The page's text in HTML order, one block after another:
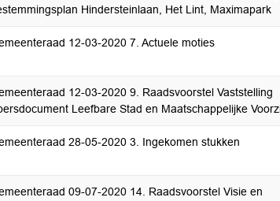
Hindersteinlaan, Het Lint, Maximapark
12-03-2020 7. Actuele moties
12-03-2020 9. Raadsvoorstel Vaststelling
Leefbare Stad en Maatschappelijke
28-05-2020 3. Ingekomen stukken
09-07-2020 14. Raadsvoorstel Visie en